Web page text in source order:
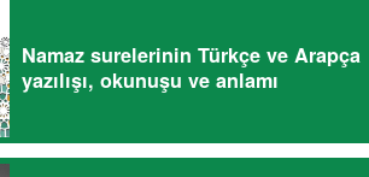
Namaz surelerinin Türkçe ve Arapça
yazılışı, okunuşu ve anlamı